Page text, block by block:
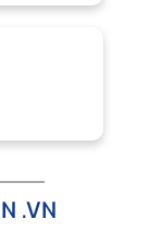
.VN